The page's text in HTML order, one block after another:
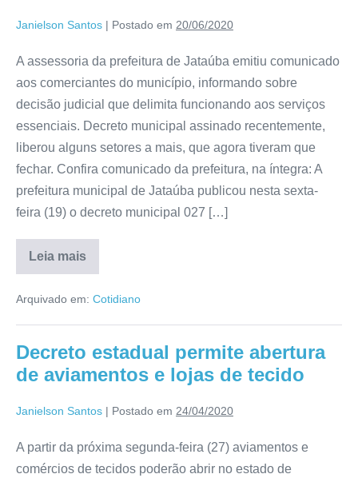
Janielson Santos | Postado em 20/06/2020
A assessoria da prefeitura de Jataúba emitiu comunicado
aos comerciantes do município, informando sobre
decisão judicial que delimita funcionando aos serviços
essenciais. Decreto municipal assinado recentemente,
liberou alguns setores a mais, que agora tiveram que
fechar. Confira comunicado da prefeitura, na íntegra: A
prefeitura municipal de Jataúba publicou nesta sexta-
feira (19) o decreto municipal 027 […]
Leia mais
Arquivado em: Cotidiano
Decreto estadual permite abertura
de aviamentos e lojas de tecido
Janielson Santos | Postado em 24/04/2020
A partir da próxima segunda-feira (27) aviamentos e
comércios de tecidos poderão abrir no estado de